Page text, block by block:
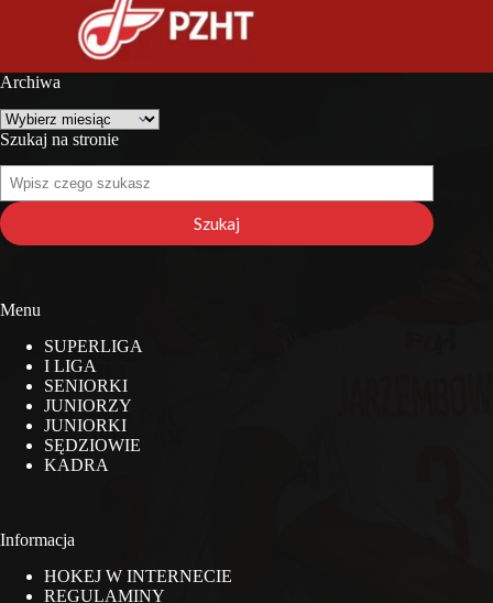
Archiwa
Archiwa
Szukaj na stronie
Szukaj
na
stronie
Szukaj
Menu
SUPERLIGA
I LIGA
SENIORKI
JUNIORZY
JUNIORKI
SĘDZIOWIE
KADRA
Informacja
HOKEJ W INTERNECIE
REGULAMINY